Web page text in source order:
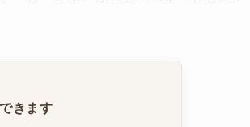
きます